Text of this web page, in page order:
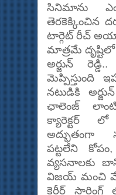
సినిమాను
తెరకెక్కించిన
టార్గెట్ రీచ్
మాత్రమే దృష్టిలో
అర్జున్
మెప్పిస్తుంది
నటుడికి
ఛాలెంజ్
క్యారెక్టర్
అద్భుతంగా
పట్టలేని
వ్యసనాలకు
విజయ్ మంచి
కెరీర్